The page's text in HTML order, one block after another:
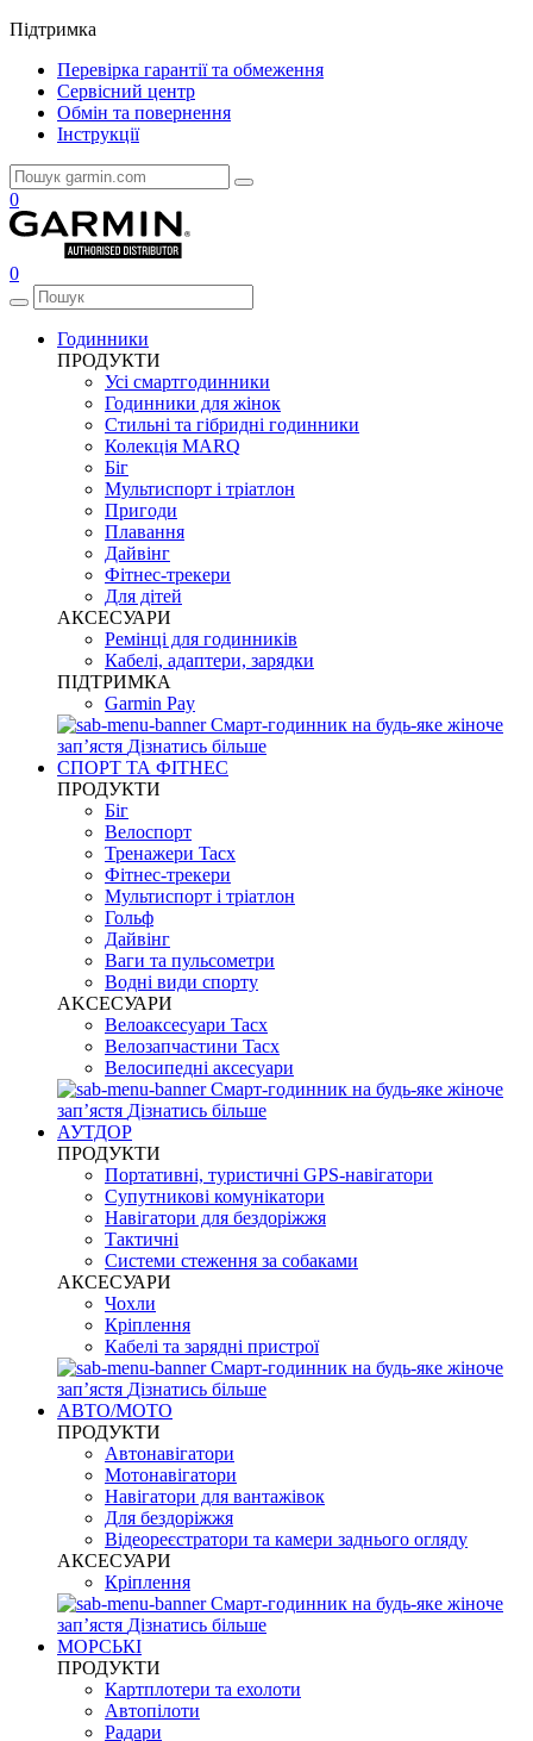
Підтримка
Перевірка гарантії та обмеження
Сервісний центр
Обмін та повернення
Інструкції
0
0
Годинники
ПРОДУКТИ
Усі смартгодинники
Годинники для жінок
Стильні та гібридні годинники
Колекція MARQ
Біг
Мультиспорт і тріатлон
Пригоди
Плавання
Дайвінг
Фітнес-трекери
Для дітей
АКСЕСУАРИ
Ремінці для годинників
Кабелі, адаптери, зарядки
ПІДТРИМКА
Garmin Pay
Смарт-годинник на будь-яке жіноче
запʼястя Дізнатись більше
СПОРТ ТА ФІТНЕС
ПРОДУКТИ
Біг
Велоспорт
Тренажери Tacx
Фітнес-трекери
Мультиспорт і тріатлон
Гольф
Дайвінг
Ваги та пульсометри
Водні види спорту
AKCЕСУАРИ
Велоаксесуари Tacx
Велозапчастини Tacx
Велосипедні аксесуари
Смарт-годинник на будь-яке жіноче
запʼястя Дізнатись більше
АУТДОР
ПРОДУКТИ
Портативні, туристичні GPS-навігатори
Супутникові комунікатори
Навігатори для бездоріжжя
Тактичні
Системи стеження за собаками
АКСЕСУАРИ
Чохли
Кріплення
Кабелі та зарядні пристрої
Смарт-годинник на будь-яке жіноче
запʼястя Дізнатись більше
АВТО/МОТО
ПРОДУКТИ
Автонавігатори
Мотонавігатори
Навігатори для вантажівок
Для бездоріжжя
Відеореєстратори та камери заднього огляду
АКСЕСУАРИ
Кріплення
Смарт-годинник на будь-яке жіноче
запʼястя Дізнатись більше
МОРСЬКІ
ПРОДУКТИ
Картплотери та ехолоти
Автопілоти
Радари